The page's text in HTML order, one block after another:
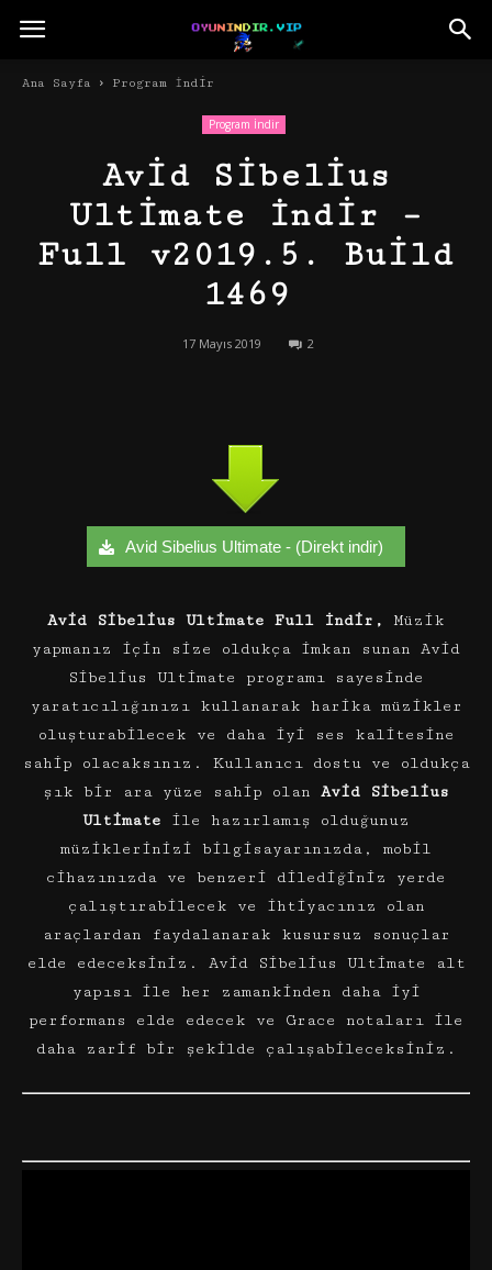
Ana Sayfa Program İndir
Program İndir
Avid Sibelius
Ultimate İndir –
Full v2019.5. Build
1469
17 Mayıs 2019 2
Avid Sibelius Ultimate - (Direkt indir)
Avid Sibelius Ultimate Full İndir,
Müzik
yapmanız için size oldukça imkan sunan Avid
Sibelius Ultimate programı sayesinde
yaratıcılığınızı kullanarak harika müzikler
oluşturabilecek ve daha iyi ses kalitesine
sahip olacaksınız. Kullanıcı dostu ve oldukça
şık bir ara yüze sahip olan Avid Sibelius
Ultimate ile hazırlamış olduğunuz
müziklerinizi bilgisayarınızda, mobil
cihazınızda ve benzeri dilediğiniz yerde
çalıştırabilecek ve ihtiyacınız olan
araçlardan faydalanarak kusursuz sonuçlar
elde edeceksiniz. Avid Sibelius Ultimate alt
yapısı ile her zamankinden daha iyi
performans elde edecek ve Grace notaları ile
daha zarif bir şekilde çalışabileceksiniz.